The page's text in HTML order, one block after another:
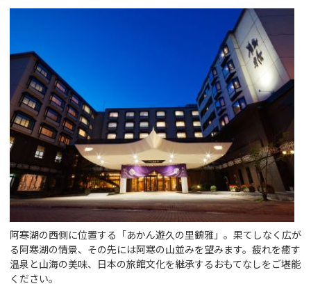
阿寒湖の西側に位置する「あかん遊久の里鶴雅」。果てしなく広が
る阿寒湖の情景、その先には阿寒の山並みを望みます。疲れを癒す
温泉と山海の美味、日本の旅館文化を継承するおもてなしをご堪能
ください。